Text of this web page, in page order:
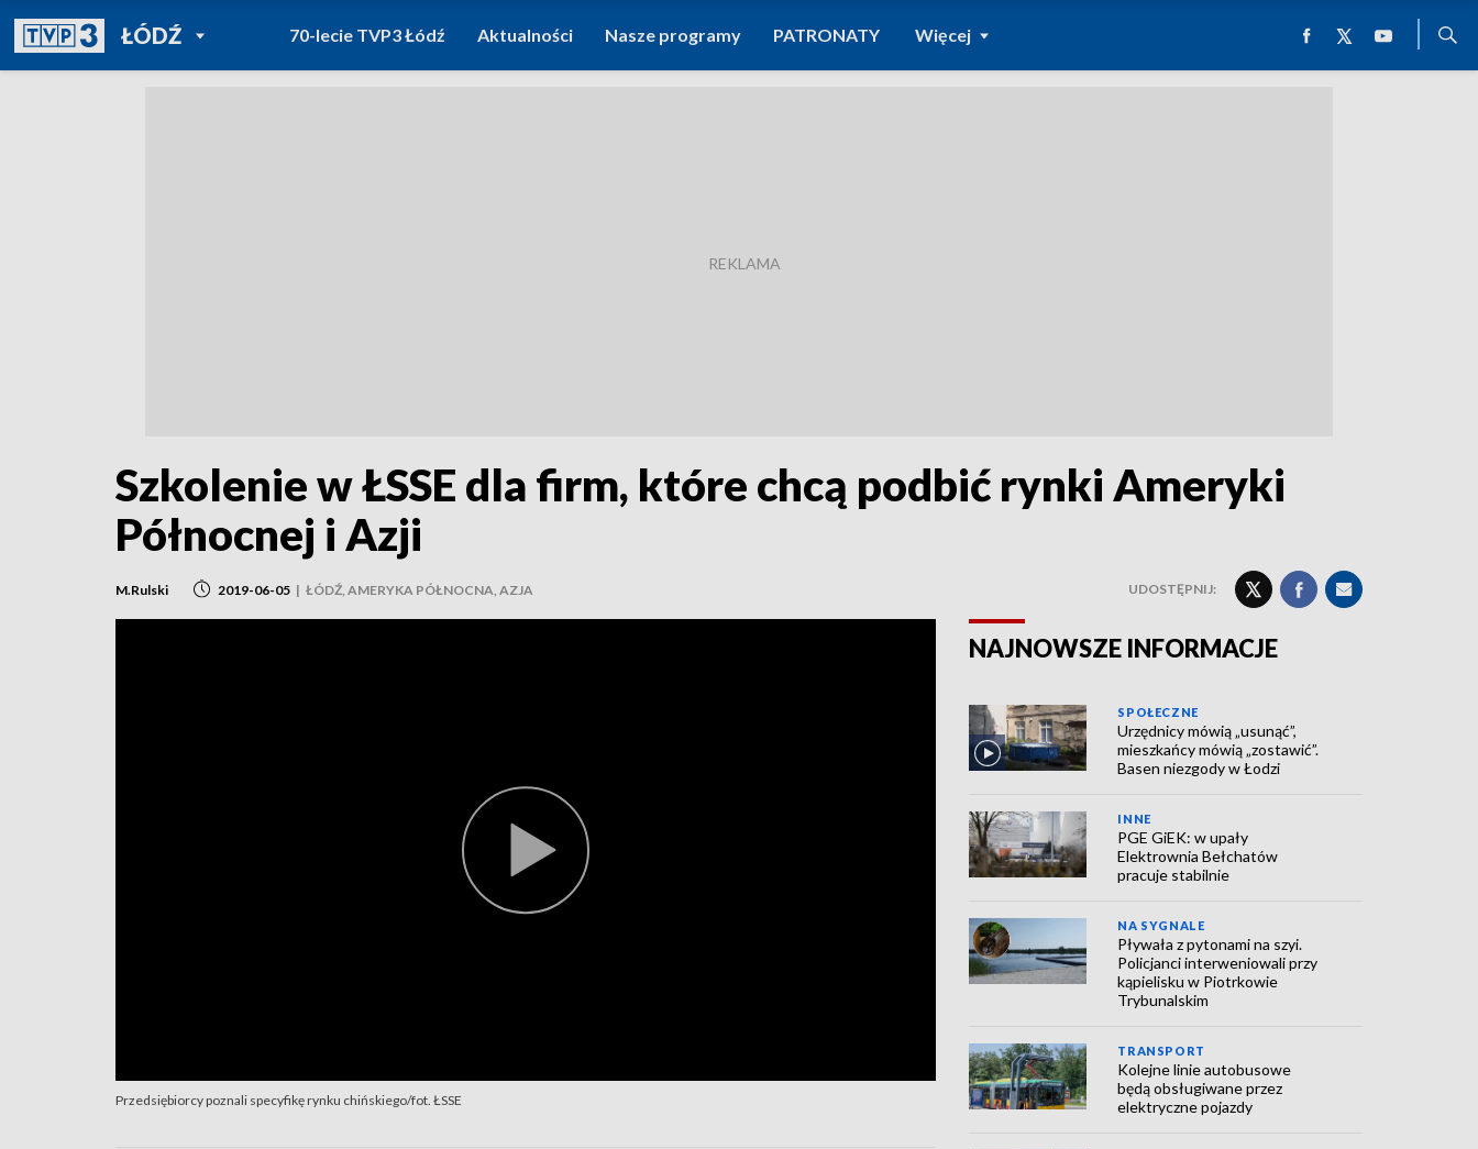
ŁÓDŹPOWRÓT DO
TVP REGIONY
70-lecie TVP3 Łódź Aktualności Nasze programy PATRONATY Więcej
Szkolenie w ŁSSE dla firm, które chcą podbić rynki Ameryki
Północnej i Azji
M.Rulski 2019-06-05 | ŁÓDŹ, AMERYKA PÓŁNOCNA, AZJA UDOSTĘPNIJ:
Przedsiębiorcy poznali specyfikę rynku chińskiego/fot. ŁSSE
NAJNOWSZE INFORMACJE
SPOŁECZNE
Urzędnicy mówią „usunąć”,
mieszkańcy mówią „zostawić”.
Basen niezgody w Łodzi
INNE
PGE GiEK: w upały
Elektrownia Bełchatów
pracuje stabilnie
NA SYGNALE
Pływała z pytonami na szyi.
Policjanci interweniowali przy
kąpielisku w Piotrkowie
Trybunalskim
TRANSPORT
Kolejne linie autobusowe
będą obsługiwane przez
elektryczne pojazdy